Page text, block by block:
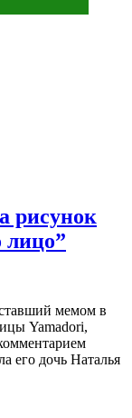
рисунок
лицо”
мемом в
Yamadori,
его дочь Наталья